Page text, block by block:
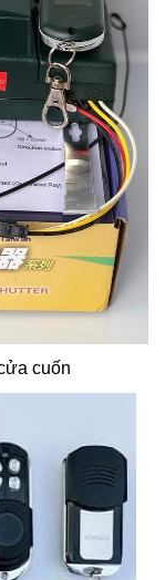
cuốn